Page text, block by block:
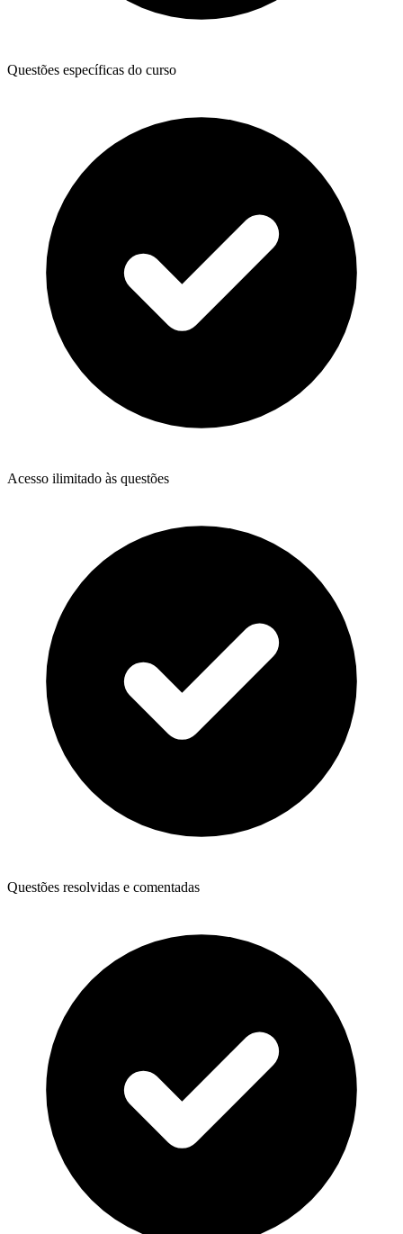
Questões específicas do curso
Acesso ilimitado às questões
Questões resolvidas e comentadas